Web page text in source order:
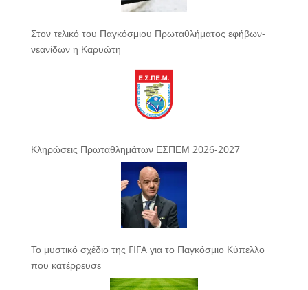
Στον τελικό του Παγκόσμιου Πρωταθλήματος εφήβων-
νεανίδων η Καρυώτη
Κληρώσεις Πρωταθλημάτων ΕΣΠΕΜ 2026-2027
Το μυστικό σχέδιο της FIFA για το Παγκόσμιο Κύπελλο
που κατέρρευσε